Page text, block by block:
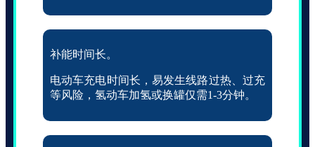
补能时间长。
电动车充电时间长，易发生线路过热、过充
等风险， 氢动车加氢或换罐仅需1-3分钟。